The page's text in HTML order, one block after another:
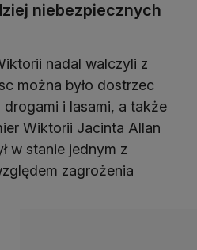
niebezpiecznych
nadal walczyli z
można było dostrzec
i lasami, a także
Wiktorii Jacinta Allan
w stanie jednym z
zagrożenia